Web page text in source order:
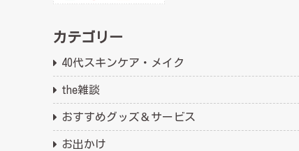
カテゴリー
40代スキンケア・メイク
the雑談
おすすめグッズ＆サービス
お出かけ